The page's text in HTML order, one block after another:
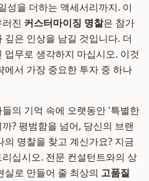
성을 더하는 액세서리까지. 이
진 커스터마이징 명찰은 참가
은 인상을 남길 것입니다. 더
무로 생각하지 마십시오. 이것
에서 가장 중요한 투자 중 하나
의 기억 속에 오랫동안 '특별한
? 평범함을 넘어, 당신의 브랜
명찰을 찾고 계신가요? 지금
십시오. 전문 컨설턴트와의 상
실로 만들어 줄 최상의 고품질